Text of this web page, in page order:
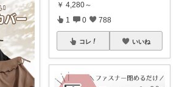
￥ 4,280～
1 0 788
コレ いいね